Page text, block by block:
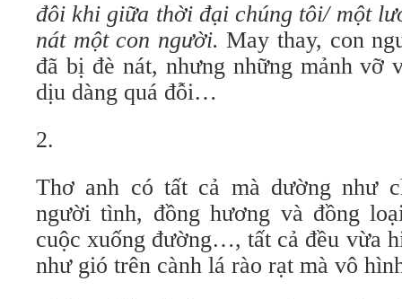
đôi khi giữa thời đại chúng tôi/ một
nát một con người. May thay, con
đã bị đè nát, nhưng những mảnh vỡ
dịu dàng quá đỗi…
2.
Thơ anh có tất cả mà dường như
người tình, đồng hương và đồng
cuộc xuống đường…, tất cả đều vừa
như gió trên cành lá rào rạt mà vô